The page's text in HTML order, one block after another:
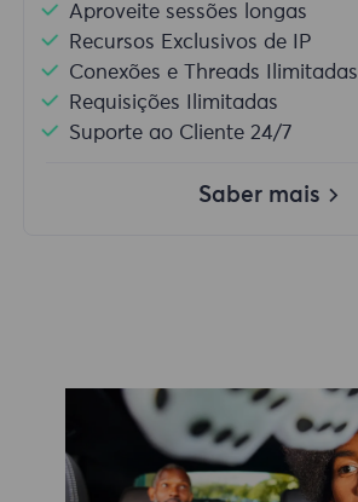
Aproveite sessões longas
Recursos Exclusivos de IP
Conexões e Threads Ilimitadas
Requisições Ilimitadas
Suporte ao Cliente 24/7
Saber mais